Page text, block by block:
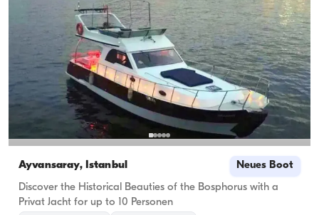
Ayvansaray, İstanbul Neues Boot
Discover the Historical Beauties of the Bosphorus with a
Privat Jacht for up to 10 Personen